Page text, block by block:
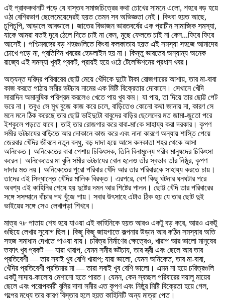
এই প্রাককথনটি পড়ে যে বাস্তব সমাজচিত্রের কথা চোখের সামনে এলো, শহরে বড় হয়ে
ওঠা বেশিরভাগ ছেলেমেয়েদেরই হয়ত তেমন সব অভিজ্ঞতা নেই। কিংবা হয়ত আছে,
চুপিচুপি, আড়ালে আবডালে। জাতের বিভাজন ভারতবর্ষের এক প্রাচীন সামাজিক সমস্যা,
যাকে আমরা যতই দূরে ঠেলে দিতে চাই না কেন, মুছে ফেলতে চাই না কেন...ফিরে ফিরে
আসেই। পশ্চিমবঙ্গের বড় শহরগুলিতে কিংবা কলকাতায় হয়ত এই সমস্যা সহজে আমাদের
চোখে পড়ে না, প্রতিদিন খবরের হেডলাইন হয় না। কিন্তু ভারতের অন্যান্য অনেক
রাজ্যে এই সমস্যা খুবই প্রকট, প্রায়ই হয়ে ওঠে টেলেভিশনের প্রধান খবর।
অত্যন্ত দরিদ্র পরিবারের ছোট্ট মেয়ে খেঁদিকে দুটো টাকা রোজগারের আশায়, তার মা-বাবা
কাজ করতে পাঠায় সমীর ভটচায নামের এক মিষ্টি বিক্রেতার দোকানে। সেখানে খেঁদি
সারাদিন অমানুষিক পরিশ্রম করলেও খেতে পায় খুব কম। যা পায়, তা দিয়ে তার ছোট্ট পেট
ভরে না। তবুও সে মুখ বুজে কাজ করে চলে, বাড়িতেও কোনো কথা জানায় না, কারণ সে
মনে মনে ঠিক করেছে তার ছোট্ট ভাইদুটো বাবুদের বাড়ির ছেলেদের মত জামা-জুতো পরে
ইশকুলে পড়তে যাবে। তাই তার রোজগার করে বাবা-মা'কে সাহায্য করা দরকার। কৃপণ
সমীর ভটচাযের বাড়িতে আর দোকানে কাজ করে এবং নানা কারণে অন্যায় শাস্তি পেয়ে
জেরবার খেঁদির জীবনে নতুন বন্ধু, বড় দাদা হয়ে আসে কলকাতা শহর থেকে আসা
অনিকেত। অনিকেতের বাবা পেশায় চিকিৎসক, তিনি বিনামূল্যে গরীব মানুষদের চিকিৎসা
করেন। অনিকেতের মা বুলি সমীর ভটচাযের বোন হলেও তাঁর স্বভাব তাঁর নিষ্ঠুর, কৃপণ
দাদার মত নয়। অনিকেতের পুরো পরিবার খেঁদি আর তার পরিবারকে সাহায্য করতে চায়।
তাদের এই সিদ্ধান্তে খেঁদির মালিক বিরক্ত। এরপরে, বেশ কিছু ঘটনার ঘনঘটার পরে
অবশ্য এই কাহিনির শেষে হয় দুষ্টের দমন আর শিষ্টের পালন। ছোট্ট খেঁদি তার পরিবারের
সঙ্গে সসম্মানে বাঁচার পথ খুঁজে পায়। সবার উৎসাহে এটাও ঠিক হয় যে তার ছোট দুই
ভাইয়ের সঙ্গে সেও লেখাপড়া শিখবে।
মাত্র ৭৮ পাতায় শেষ হয়ে যাওয়া এই কাহিনিকে হয়ত আরও একটু বড় করে, আরও একটু
গুছিয়ে লেখার সুযোগ ছিল। কিছু কিছু জায়গাতে কল্পনার উড়ান আর কঠিন সমস্যার অতি
সহজ সমাধান দেখতে পাওয়া যায়। চরিত্র নির্মাণের ক্ষেত্রেও, খারাপ আর ভালো মানুষের
তফাৎ খুব প্রকট — যারা খারাপ, যেমন সমীর ভটচায, তার স্ত্রী এবং ছেলে আর তার
প্রতিবেশী — তার সবাই খুব বেশি খারাপ; যারা ভালো, যেমন অনিকেত, তার মা-বাবা,
খেঁদির প্রতিবেশী প্রতিমার মা — তারা সবাই খুব বেশি ভালো। এমন না হয়ে চরিত্রগুলি
একটু সাদায়-কালোয় মেশানো হতে পারত। যেমন, কেন স্বচ্ছল পরিবারের দয়ালু মায়ের
ছেলে এবং পরোপকারী বুলির দাদা সমীর এত কৃপণ এবং নিষ্ঠুর মিষ্টি বিক্রেতা হয়ে গেল,
গল্পের মধ্যে তার কারণ বিস্তার হলে হয়ত কাহিনিটি অন্য মাত্রা পেত।